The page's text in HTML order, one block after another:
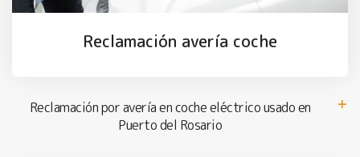
Reclamación avería coche
Reclamación por avería en coche eléctrico usado en
Puerto del Rosario